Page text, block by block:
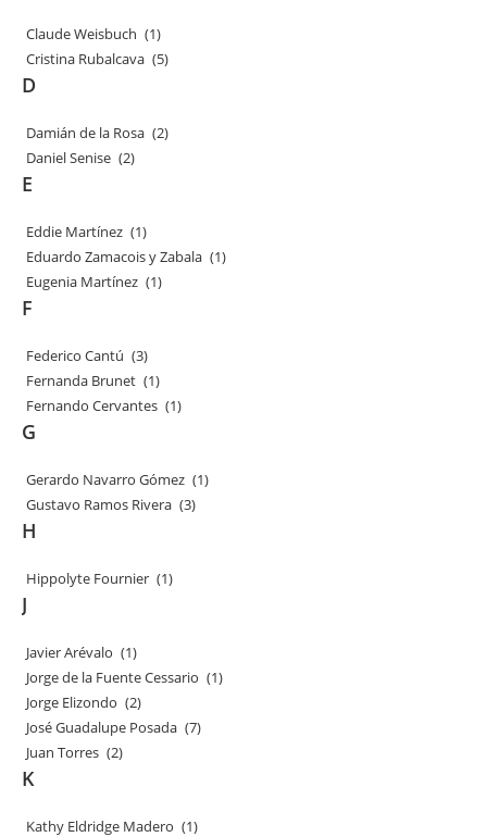
Claude Weisbuch (1)
Cristina Rubalcava (5)
D
Damián de la Rosa (2)
Daniel Senise (2)
E
Eddie Martínez (1)
Eduardo Zamacois y Zabala (1)
Eugenia Martínez (1)
F
Federico Cantú (3)
Fernanda Brunet (1)
Fernando Cervantes (1)
G
Gerardo Navarro Gómez (1)
Gustavo Ramos Rivera (3)
H
Hippolyte Fournier (1)
J
Javier Arévalo (1)
Jorge de la Fuente Cessario (1)
Jorge Elizondo (2)
José Guadalupe Posada (7)
Juan Torres (2)
K
Kathy Eldridge Madero (1)